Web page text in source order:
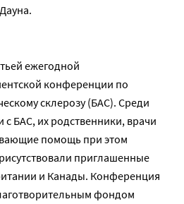
ежегодной
конференции по
склерозу (БАС). Среди
БАС, их родственники, врачи
помощь при этом
приглашенные
и Канады. Конференция
фондом